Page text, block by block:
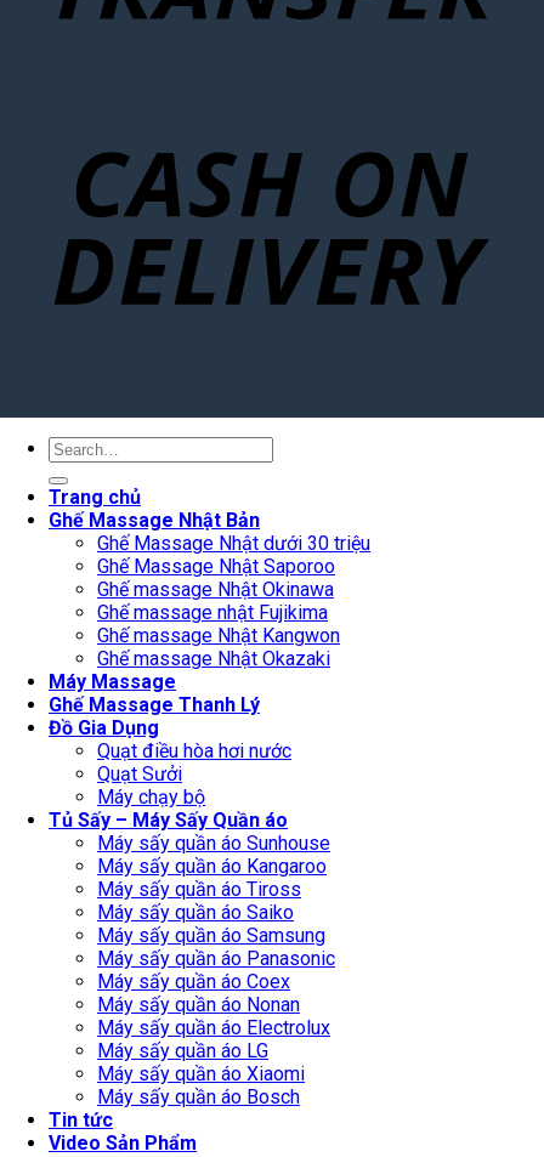
Search
Trang chủ
Ghế Massage Nhật Bản
Ghế Massage Nhật dưới 30 triệu
Ghế Massage Nhật Saporoo
Ghế massage Nhật Okinawa
Ghế massage nhật Fujikima
Ghế massage Nhật Kangwon
Ghế massage Nhật Okazaki
Máy Massage
Ghế Massage Thanh Lý
Đồ Gia Dụng
Quạt điều hòa hơi nước
Quạt Sưởi
Máy chạy bộ
Tủ Sấy – Máy Sấy Quần áo
Máy sấy quần áo Sunhouse
Máy sấy quần áo Kangaroo
Máy sấy quần áo Tiross
Máy sấy quần áo Saiko
Máy sấy quần áo Samsung
Máy sấy quần áo Panasonic
Máy sấy quần áo Coex
Máy sấy quần áo Nonan
Máy sấy quần áo Electrolux
Máy sấy quần áo LG
Máy sấy quần áo Xiaomi
Máy sấy quần áo Bosch
Tin tức
Video Sản Phẩm